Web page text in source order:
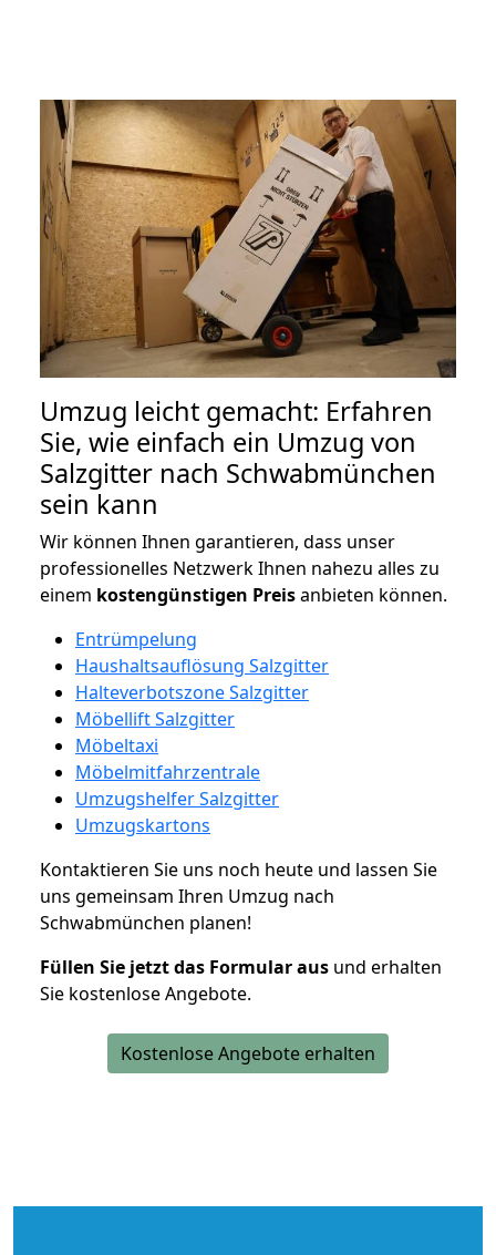
Umzug leicht gemacht: Erfahren
Sie, wie einfach ein Umzug von
Salzgitter nach Schwabmünchen
sein kann
Wir können Ihnen garantieren, dass unser
professionelles Netzwerk Ihnen nahezu alles zu
einem kostengünstigen Preisanbieten können.
Entrümpelung
Haushaltsauflösung Salzgitter
Halteverbotszone Salzgitter
Möbellift Salzgitter
Möbeltaxi
Möbelmitfahrzentrale
Umzugshelfer Salzgitter
Umzugskartons
Kontaktieren Sie uns noch heute und lassen Sie
uns gemeinsam Ihren Umzug nach
Schwabmünchen planen!
Füllen Sie jetzt das Formular aus und erhalten
Sie kostenlose Angebote.
Kostenlose Angebote erhalten